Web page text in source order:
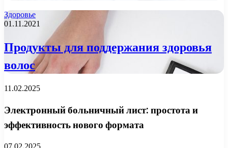
Здоровье
01.11.2021
Продукты для поддержания здоровья
волос
11.02.2025
Электронный больничный лист: простота и
эффективность нового формата
07.02.2025